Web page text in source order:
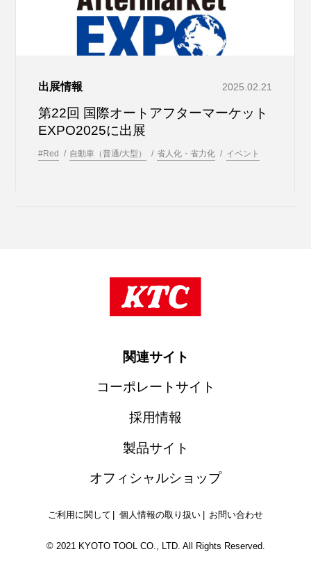
出展情報 2025.02.21
第22回 国際オートアフターマーケット
EXPO2025に出展
#Red 自動車（普通/大型） 省人化・省力化 イベント
関連サイト
コーポレートサイト
採用情報
製品サイト
オフィシャルショップ
ご利用に関して 個人情報の取り扱い お問い合わせ
© 2021 KYOTO TOOL CO., LTD. All Rights Reserved.